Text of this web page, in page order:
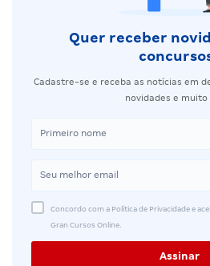
Quer receber
Cadastre-se e receba as notícias em
novidades e muito
Concordo com a Política de Privacidade e
Gran Cursos Online.